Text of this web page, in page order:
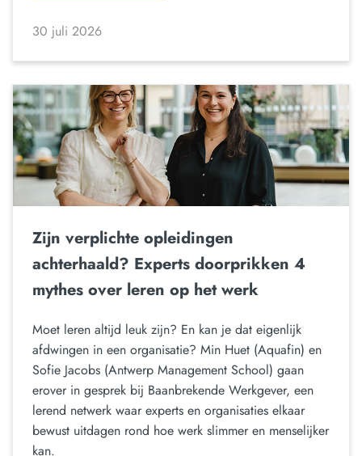
30 juli 2026
Zijn verplichte opleidingen
achterhaald? Experts doorprikken 4
mythes over leren op het werk
Moet leren altijd leuk zijn? En kan je dat eigenlijk
afdwingen in een organisatie? Min Huet (Aquafin) en
Sofie Jacobs (Antwerp Management School) gaan
erover in gesprek bij Baanbrekende Werkgever, een
lerend netwerk waar experts en organisaties elkaar
bewust uitdagen rond hoe werk slimmer en menselijker
kan.